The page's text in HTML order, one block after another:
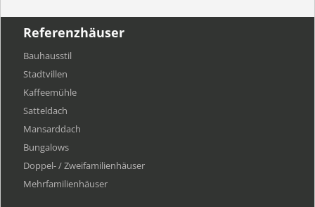
Referenzhäuser
Bauhausstil
Stadtvillen
Kaffeemühle
Satteldach
Mansarddach
Bungalows
Doppel- / Zweifamilienhäuser
Mehrfamilien​häuser